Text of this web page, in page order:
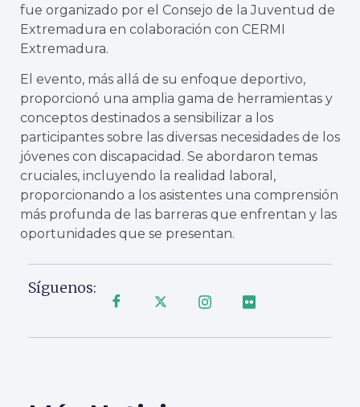
fue organizado por el Consejo de la Juventud de
Extremadura en colaboración con CERMI
Extremadura.
El evento, más allá de su enfoque deportivo,
proporcionó una amplia gama de herramientas y
conceptos destinados a sensibilizar a los
participantes sobre las diversas necesidades de los
jóvenes con discapacidad. Se abordaron temas
cruciales, incluyendo la realidad laboral,
proporcionando a los asistentes una comprensión
más profunda de las barreras que enfrentan y las
oportunidades que se presentan.
Síguenos: